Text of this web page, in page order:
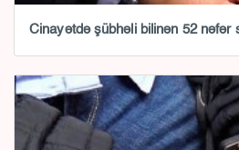
Cinayətdə şübhəli bilinən 52 nəfər